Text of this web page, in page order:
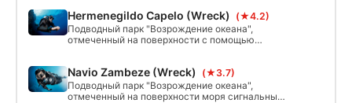
четырех португальских военных кораблей,
которые служат уникальными искусственными
рифами. Одним из таких кораблей является
"Алмейда Карвалью".
Hermenegildo Capelo (Wreck)
(★4.2)
Подводный парк "Возрождение океана",
отмеченный на поверхности с помощью
служат искусственным рифом. Этот объект
является уникальным в мире, и
"Герменегильдо Каплу" является одним из этих
Navio Zambeze (Wreck)
(★3.7)
Подводный парк "Возрождение океана",
отмеченный на поверхности моря сигнальными